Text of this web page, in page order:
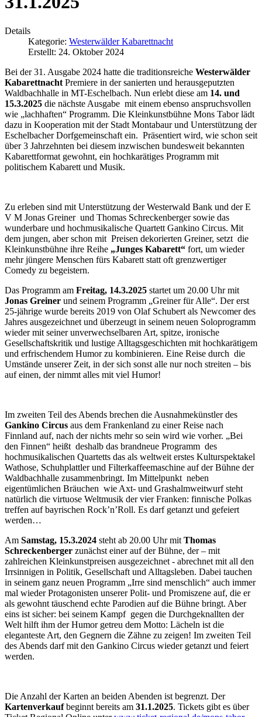
Details
Kategorie: Westerwälder Kabarettnacht
Erstellt: 24. Oktober 2024
Bei der 31. Ausgabe 2024 hatte die traditionsreiche Westerwälder
Kabarettnacht Premiere in der sanierten und herausgeputzten
Waldbachhalle in MT-Eschelbach. Nun erlebt diese am 14. und
15.3.2025 die nächste Ausgabe mit einem ebenso anspruchsvollen
wie „lachhaften“ Programm. Die Kleinkunstbühne Mons Tabor lädt
dazu in Kooperation mit der Stadt Montabaur und Unterstützung der
Eschelbacher Dorfgemeinschaft ein. Präsentiert wird, wie schon seit
über 3 Jahrzehnten bei diesem inzwischen bundesweit bekannten
Kabarettformat gewohnt, ein hochkarätiges Programm mit
politischem Kabarett und Musik.
Zu erleben sind mit Unterstützung der Westerwald Bank und der E
V M Jonas Greiner und Thomas Schreckenberger sowie das
wunderbare und hochmusikalische Quartett Gankino Circus. Mit
dem jungen, aber schon mit Preisen dekorierten Greiner, setzt die
Kleinkunstbühne ihre Reihe „Junges Kabarett“ fort, um wieder
mehr jüngere Menschen fürs Kabarett statt oft grenzwertiger
Comedy zu begeistern.
Das Programm am Freitag, 14.3.2025 startet um 20.00 Uhr mit
Jonas Greiner und seinem Programm „Greiner für Alle“. Der erst
25-jährige wurde bereits 2019 von Olaf Schubert als Newcomer des
Jahres ausgezeichnet und überzeugt in seinem neuen Soloprogramm
wieder mit seiner unverwechselbaren Art, spitze, ironische
Gesellschaftskritik und lustige Alltagsgeschichten mit hochkarätigem
und erfrischendem Humor zu kombinieren. Eine Reise durch die
Umstände unserer Zeit, in der sich sonst alle nur noch streiten – bis
auf einen, der nimmt alles mit viel Humor!
Im zweiten Teil des Abends brechen die Ausnahmekünstler des
Gankino Circus aus dem Frankenland zu einer Reise nach
Finnland auf, nach der nichts mehr so sein wird wie vorher. „Bei
den Finnen“ heißt deshalb das brandneue Programm des
hochmusikalischen Quartetts das als weltweit erstes Kulturspektakel
Wathose, Schuhplattler und Filterkaffeemaschine auf der Bühne der
Waldbachhalle zusammenbringt. Im Mittelpunkt neben
eigentümlichen Bräuchen wie Axt- und Grashalmweitwurf steht
natürlich die virtuose Weltmusik der vier Franken: finnische Polkas
treffen auf bayrischen Rock’n’Roll. Es darf getanzt und gefeiert
werden…
Am Samstag, 15.3.2024 steht ab 20.00 Uhr mit Thomas
Schreckenberger zunächst einer auf der Bühne, der – mit
zahlreichen Kleinkunstpreisen ausgezeichnet - abrechnet mit all den
Irrsinnigen in Politik, Gesellschaft und Alltagsleben. Dabei tauchen
in seinem ganz neuen Programm „Irre sind menschlich“ auch immer
mal wieder Protagonisten unserer Polit- und Promiszene auf, die er
als gewohnt täuschend echte Parodien auf die Bühne bringt. Aber
eins ist sicher: bei seinem Kampf gegen die Durchgeknallten der
Welt hilft ihm der Humor getreu dem Motto: Lächeln ist die
eleganteste Art, den Gegnern die Zähne zu zeigen! Im zweiten Teil
des Abends darf mit den Gankino Circus wieder getanzt und feiert
werden.
Die Anzahl der Karten an beiden Abenden ist begrenzt. Der
Kartenverkaufbeginnt bereits am 31.1.2025. Tickets gibt es über